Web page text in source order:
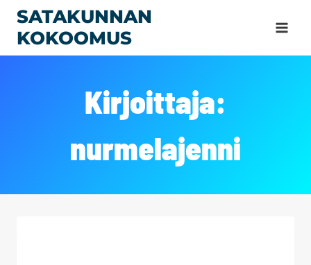
Siirry
sisältöön
SATAKUNNAN
KOKOOMUS
Kirjoittaja:
nurmelajenni